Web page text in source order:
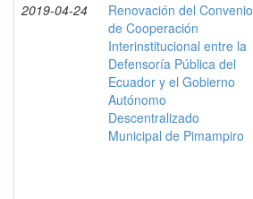
2019-04-24
Renovación del Convenio
de Cooperación
Interinstitucional entre la
Defensoría Pública del
Ecuador y el Gobierno
Autónomo
Descentralizado
Municipal de Pimampiro